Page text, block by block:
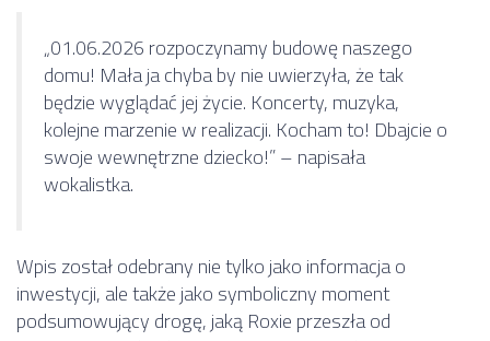
„01.06.2026 rozpoczynamy budowę naszego
domu! Mała ja chyba by nie uwierzyła, że tak
będzie wyglądać jej życie. Koncerty, muzyka,
kolejne marzenie w realizacji. Kocham to! Dbajcie o
swoje wewnętrzne dziecko!” – napisała
wokalistka.
Wpis został odebrany nie tylko jako informacja o
inwestycji, ale także jako symboliczny moment
podsumowujący drogę, jaką Roxie przeszła od